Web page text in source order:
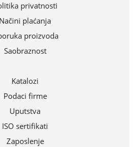
privatnosti
Načini plaćanja
proizvoda
Saobraznost
Katalozi
Podaci firme
Uputstva
ISO sertifikati
Zaposlenje